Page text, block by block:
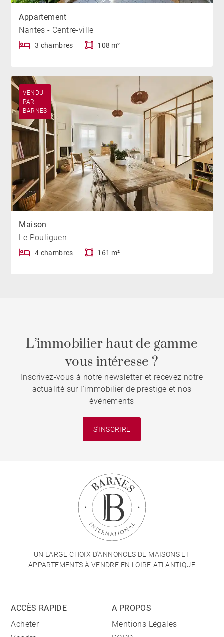
Appartement
Nantes - Centre-ville
3 chambres 108 m²
VENDU
PAR
BARNES
Maison
Le Pouliguen
4 chambres 161 m²
L’immobilier haut de gamme
vous intéresse ?
Inscrivez-vous à notre newsletter et recevez notre
actualité sur l'immobilier de prestige et nos
événements
S'INSCRIRE
UN LARGE CHOIX D'ANNONCES DE MAISONS ET
APPARTEMENTS À VENDRE EN LOIRE-ATLANTIQUE
ACCÈS RAPIDE
Acheter
A PROPOS
Mentions Légales